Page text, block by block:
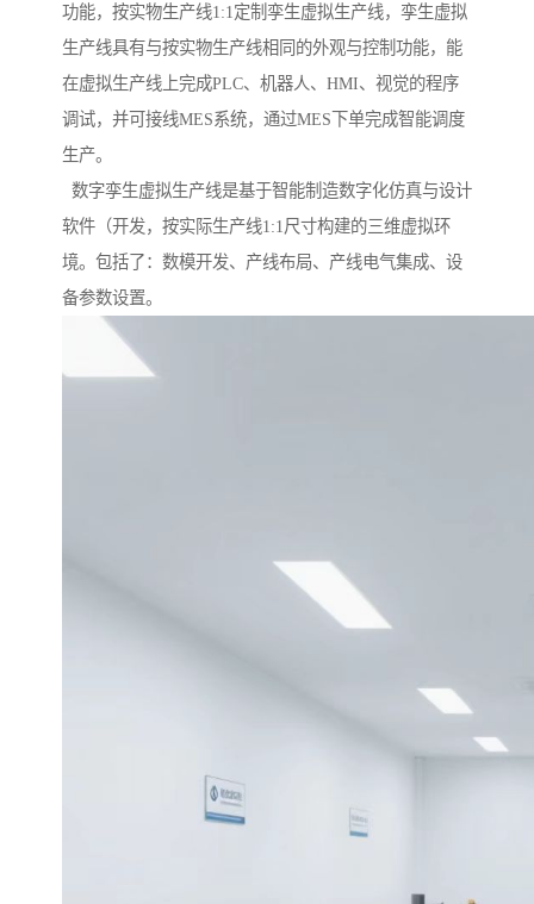
功能，按实物生产线1:1定制孪生虚拟生产线，孪生虚拟
生产线具有与按实物生产线相同的外观与控制功能，能
在虚拟生产线上完成PLC、机器人、HMI、视觉的程序
调试，并可接线MES系统，通过MES下单完成智能调度
生产。
数字孪生虚拟生产线是基于智能制造数字化仿真与设计
软件（开发，按实际生产线1:1尺寸构建的三维虚拟环
境。包括了：数模开发、产线布局、产线电气集成、设
备参数设置。